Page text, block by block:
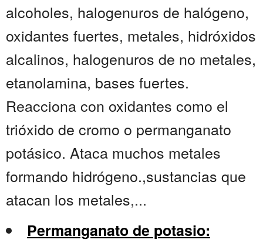
alcoholes, halogenuros de halógeno,
oxidantes fuertes, metales, hidróxidos
alcalinos, halogenuros de no metales,
etanolamina, bases fuertes.
Reacciona con oxidantes como el
trióxido de cromo o permanganato
potásico. Ataca muchos metales
formando hidrógeno.,sustancias que
atacan los metales,...
Permanganato de potasio: